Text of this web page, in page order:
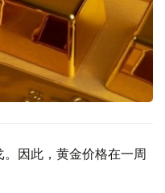
因此，黄金价格在一周